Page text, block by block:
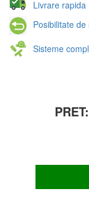
Livrare rapida
Posibilitate
Sisteme